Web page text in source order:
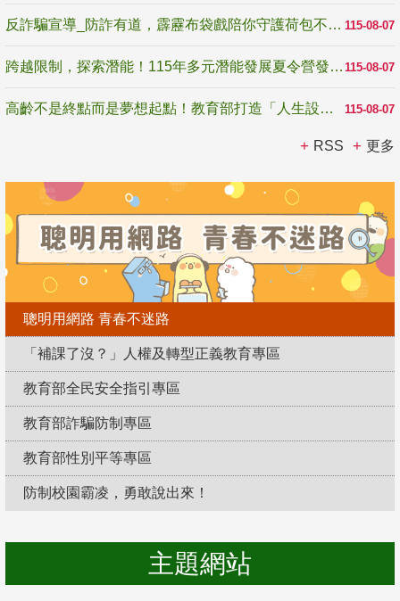
115-08-07
反詐騙宣導_防詐有道，霹靂布袋戲陪你守護荷包不受騙
115-08-07
跨越限制，探索潛能！115年多元潛能發展夏令營發掘生命無限可能
115-08-07
高齡不是終點而是夢想起點！教育部打造「人生設計夢工場」 參展第3屆高齡健康產業博覽會
RSS 更多
聰明用網路 青春不迷路
「補課了沒？」人權及轉型正義教育專區
教育部全民安全指引專區
教育部詐騙防制專區
教育部性別平等專區
防制校園霸凌，勇敢說出來！
主題網站